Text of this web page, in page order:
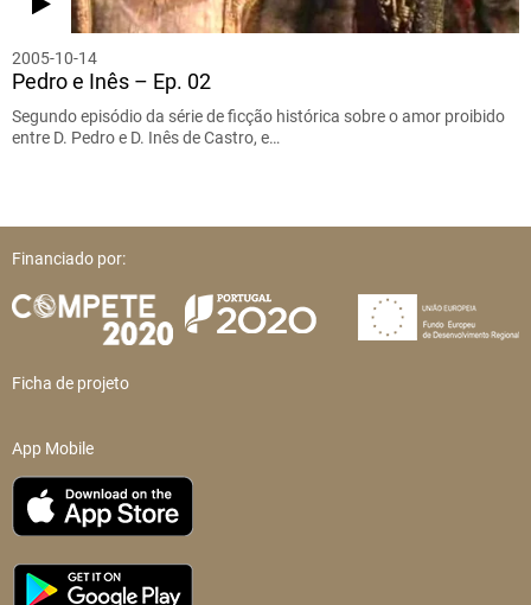
2005-10-14
Pedro e Inês – Ep. 02
Segundo episódio da série de ficção histórica sobre o amor proibido
entre D. Pedro e D. Inês de Castro, e…
Financiado por:
Ficha de projeto
App Mobile